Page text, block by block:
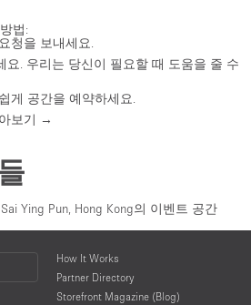
법:
청을 보내세요.
요. 우리는 당신이 필요할 때 도움을 줄 수
게 공간을 예약하세요.
보기 →
Sai Ying Pun, Hong Kong의 이벤트 공간
How It Works
Partner Directory
Storefront Magazine (Blog)